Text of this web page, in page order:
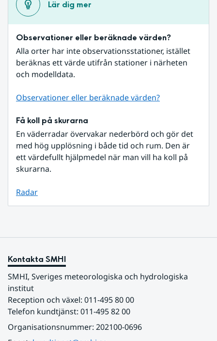
Lär dig mer
Observationer eller beräknade värden?
Alla orter har inte observationsstationer, istället
beräknas ett värde utifrån stationer i närheten
och modelldata.
Observationer eller beräknade värden?
Få koll på skurarna
En väderradar övervakar nederbörd och gör det
med hög upplösning i både tid och rum. Den är
ett värdefullt hjälpmedel när man vill ha koll på
skurarna.
Radar
Kontakta SMHI
SMHI, Sveriges meteorologiska och hydrologiska
institut
Reception och växel: 011-495 80 00
Telefon kundtjänst: 011-495 82 00
Organisationsnummer: 202100-0696